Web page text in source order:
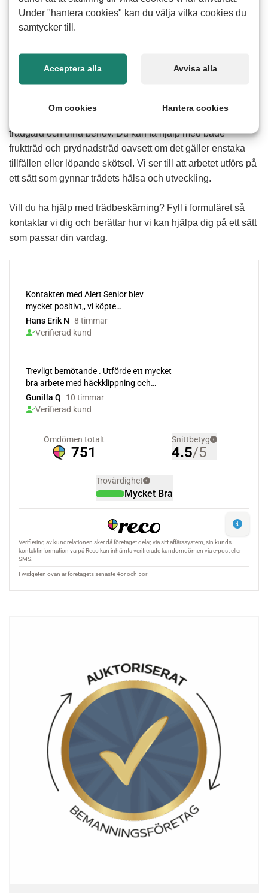
trädbeskärning
om träden är stora eller står svårt till. Med hjälp av våra
trädgård och dina behov. Du kan få hjälp med både
fruktträd och prydnadsträd oavsett om det gäller enstaka
tillfällen eller löpande skötsel. Vi ser till att arbetet utförs på
ett sätt som gynnar trädets hälsa och utveckling.
Vill du ha hjälp med trädbeskärning? Fyll i formuläret så
kontaktar vi dig och berättar hur vi kan hjälpa dig på ett sätt
som passar din vardag.
Under "hantera cookies" kan du välja vilka cookies du
samtycker till.
Acceptera alla Avvisa alla
Om cookies Hantera cookies